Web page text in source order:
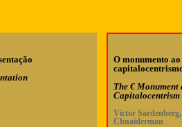
O monumento ao
The € Monument
Capitalocentrism
Victor
Chnaiderman